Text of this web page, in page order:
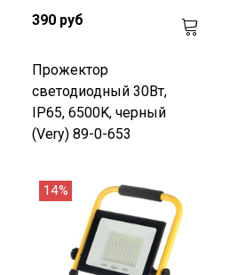
390 руб
Прожектор
светодиодный 30Вт,
IP65, 6500K, черный
(Very) 89-0-653
14%